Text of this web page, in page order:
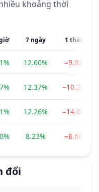
khoảng thời
7 ngày 1 tháng
12.60% −9.92%
12.37% −10.20%
12.26% −14.08%
8.23% −8.66%
đổi